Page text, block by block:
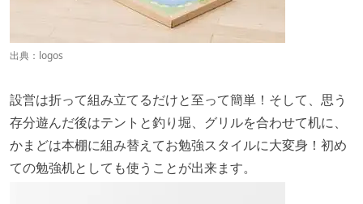
出典： logos
設営は折って組み立てるだけと至って簡単！そして、思う
存分遊んだ後はテントと釣り堀、グリルを合わせて机に、
かまどは本棚に組み替えてお勉強スタイルに大変身！初め
ての勉強机としても使うことが出来ます。